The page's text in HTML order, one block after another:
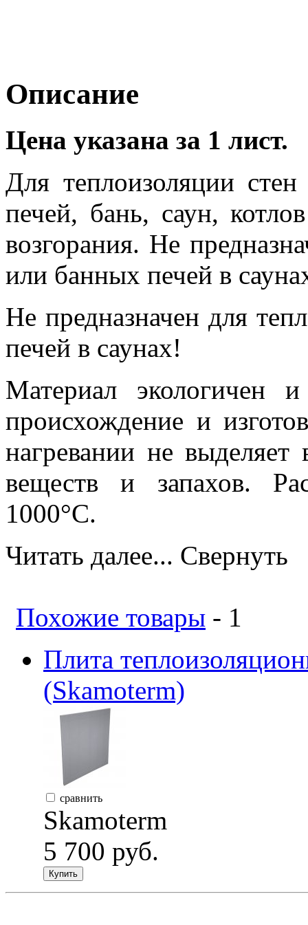
Описание
Цена указана за 1 лист.
Для теплоизоляции
печей, бань, саун,
возгорания. Не
или банных печей в
Не предназначен для
печей в саунах!
Материал экологичен
происхождение и
нагревании не
веществ и запахов.
1000°С.
Читать далее... Свернуть
Похожие товары - 1
Плита
(Skamoterm)
сравнить
Skamoterm
5 700 руб.
Купить